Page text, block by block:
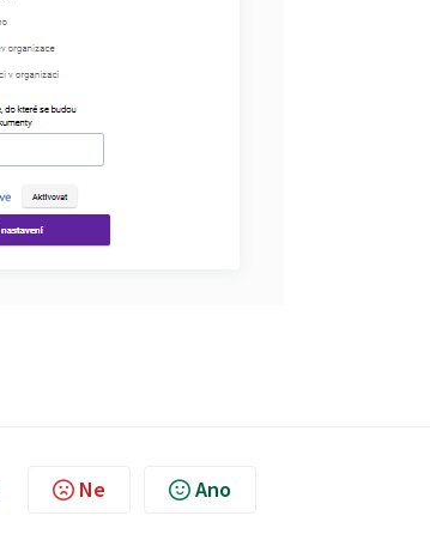
Ne Ano